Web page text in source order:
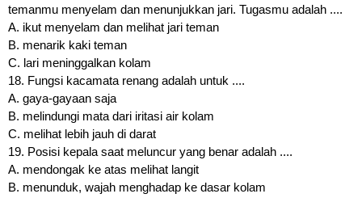
temanmu menyelam dan menunjukkan jari. Tugasmu adalah ....
A. ikut menyelam dan melihat jari teman
B. menarik kaki teman
C. lari meninggalkan kolam
18. Fungsi kacamata renang adalah untuk ....
A. gaya-gayaan saja
B. melindungi mata dari iritasi air kolam
C. melihat lebih jauh di darat
19. Posisi kepala saat meluncur yang benar adalah ....
A. mendongak ke atas melihat langit
B. menunduk, wajah menghadap ke dasar kolam